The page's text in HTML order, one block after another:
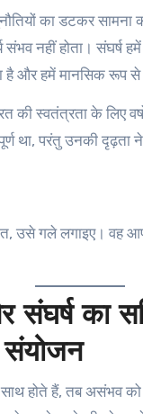
का डटकर सामना
संभव नहीं होता। संघर्ष हमें
है और हमें मानसिक रूप
की स्वतंत्रता के लिए
था, परंतु उनकी दृढ़ता ने
उसे गले लगाइए। वह
संघर्ष का
होते हैं, तब असंभव को